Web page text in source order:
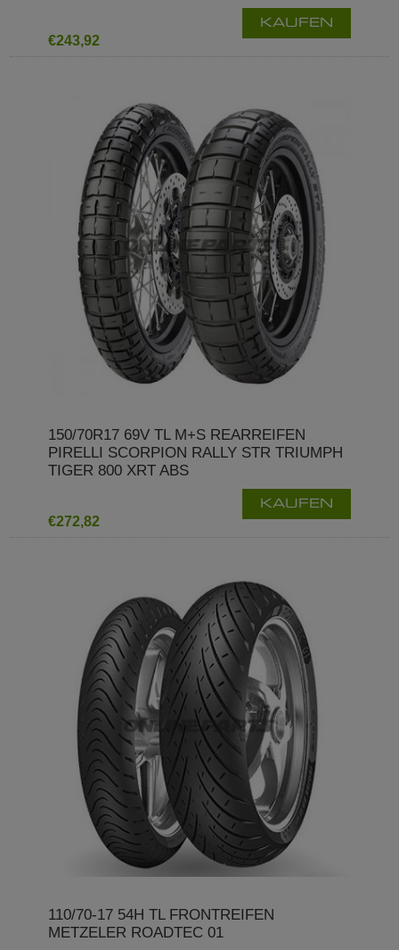
€243,92
KAUFEN
150/70R17 69V TL M+S REARREIFEN
PIRELLI SCORPION RALLY STR TRIUMPH
TIGER 800 XRT ABS
€272,82
KAUFEN
110/70-17 54H TL FRONTREIFEN
METZELER ROADTEC 01